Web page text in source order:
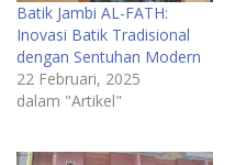
Batik Jambi AL-FATH:
Inovasi Batik Tradisional
dengan Sentuhan Modern
22 Februari, 2025
dalam "Artikel"